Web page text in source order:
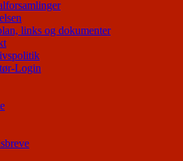
links og dokumenter
Login